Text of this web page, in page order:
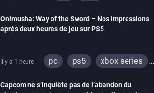
Onimusha: Way of the Sword – Nos impressions
après deux heures de jeu sur PS5
Il y a 1 heure pc ps5
xbox series
Capcom ne s’inquiète pas de l’abandon du